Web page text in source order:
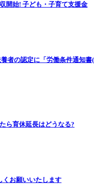
開始! 子ども・子育て支援金
養者の認定に「労働条件通知
ら育休延長はどうなる?
くお願いいたします